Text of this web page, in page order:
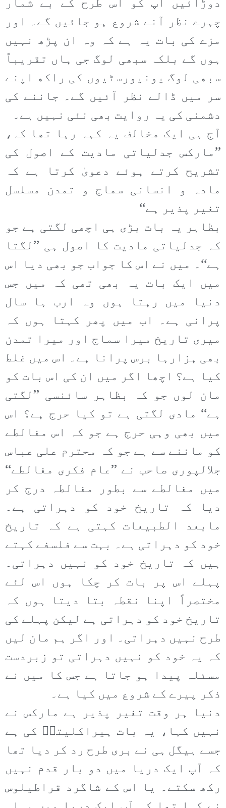
چہرے نظر آنے شروع ہو جائیں گے۔ اور
مزے کی بات یہ ہے کہ وہ ان پڑھ نہیں
ہوں گے بلکہ سبھی لوگ جی ہاں تقریباً
سبھی لوگ یونیورسٹیوں کی راکھ اپنے
سر میں ڈالے نظر آئیں گے۔ جاننے کی
دشمنی کی یہ روایت بھی نئی نہیں ہے۔
آج ہی ایک مخالف یہ کہہ رہا تھا کہ،
’’مارکس جدلیاتی مادیت کے اصول کی
تشریح کرتے ہوئے دعویٰ کرتا ہے کہ
مادہ و انسانی سماج و تمدن مسلسل
تغیر پذیر ہے‘‘
بظاہر یہ بات بڑی ہی اچھی لگتی ہے جو
کہ جدلیاتی مادیت کا اصول ہی ’’لگتا
ہے‘‘۔ میں نے اس کا جواب جو بھی دیا اس
میں ایک بات یہ بھی تھی کہ میں جس
دنیا میں رہتا ہوں وہ ارب ہا سال
پرانی ہے۔ اب میں پھر کہتا ہوں کہ
میری تاریخ میرا سماج اور میرا تمدن
بھی ہزارہا برس پرانا ہے۔ اس میں غلط
کیا ہے؟ اچھا اگر میں ان کی اس بات کو
مان لوں جو کہ بظاہر سائنسی ’’لگتی
ہے‘‘ مادی لگتی ہے تو کیا حرج ہے؟ اس
میں بھی وہی حرج ہے جو کہ اس مغالطے
کو ماننے سے ہے جو کہ محترم علی عباس
جلالپوری صاحب نے ’’عام فکری مغالطے‘‘
میں مغالطے سے بطور مغالطہ درج کر
دیا کہ تاریخ خود کو دہراتی ہے۔
مابعد الطبیعات کہتی ہے کہ تاریخ
خود کو دہراتی ہے۔ بہت سے فلسفے کہتے
ہیں کہ تاریخ خود کو نہیں دہراتی۔
پہلے اس پر بات کر چکا ہوں اس لئے
مختصراً اپنا نقطہ بتا دیتا ہوں کہ
تاریخ خود کو دہراتی ہے لیکن پہلے کی
طرح نہیں دہراتی۔ اور اگر ہم مان لیں
کہ یہ خود کو نہیں دہراتی تو زبردست
مسئلہ پیدا ہو جاتا ہے جس کا میں نے
ذکر پیرے کے شروع میں کیا ہے۔
دنیا ہر وقت تغیر پذیر ہے مارکس نے
نہیں کہا، یہ بات ہیراکلیتسؔ کی ہے
جسے ہیگل ہی نے بری طرح رد کر دیا تھا
کہ آپ ایک دریا میں دو بار قدم نہیں
رکھ سکتے۔ یا اس کے شاگرد قراطیلوس